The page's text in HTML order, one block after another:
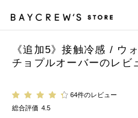
《追加5》接触冷感 / ウ
チョプルオーバーのレビ
64件のレビュー
総合評価 4.5